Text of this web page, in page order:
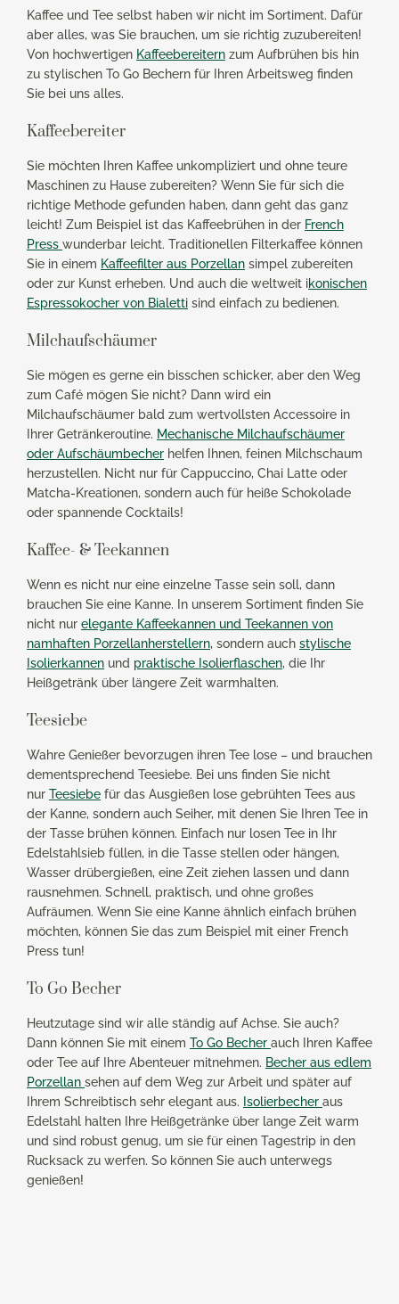
Kaffee und Tee selbst haben wir nicht im Sortiment. Dafür
aber alles, was Sie brauchen, um sie richtig zuzubereiten!
Von hochwertigen Kaffeebereitern zum Aufbrühen bis hin
zu stylischen To Go Bechern für Ihren Arbeitsweg finden
Sie bei uns alles.
Kaffeebereiter
Sie möchten Ihren Kaffee unkompliziert und ohne teure
Maschinen zu Hause zubereiten? Wenn Sie für sich die
richtige Methode gefunden haben, dann geht das ganz
leicht! Zum Beispiel ist das Kaffeebrühen in der French
Press wunderbar leicht. Traditionellen Filterkaffee können
Sie in einem Kaffeefilter aus Porzellan simpel zubereiten
oder zur Kunst erheben. Und auch die weltweit ikonischen
Espressokocher von Bialetti sind einfach zu bedienen.
Milchaufschäumer
Sie mögen es gerne ein bisschen schicker, aber den Weg
zum Café mögen Sie nicht? Dann wird ein
Milchaufschäumer bald zum wertvollsten Accessoire in
Ihrer Getränkeroutine. Mechanische Milchaufschäumer
oder Aufschäumbecher helfen Ihnen, feinen Milchschaum
herzustellen. Nicht nur für Cappuccino, Chai Latte oder
Matcha-Kreationen, sondern auch für heiße Schokolade
oder spannende Cocktails!
Kaffee- & Teekannen
Wenn es nicht nur eine einzelne Tasse sein soll, dann
brauchen Sie eine Kanne. In unserem Sortiment finden Sie
nicht nur elegante Kaffeekannen und Teekannen von
namhaften Porzellanherstellern, sondern auch stylische
Isolierkannen und praktische Isolierflaschen, die Ihr
Heißgetränk über längere Zeit warmhalten.
Teesiebe
Wahre Genießer bevorzugen ihren Tee lose – und brauchen
dementsprechend Teesiebe. Bei uns finden Sie nicht
nur Teesiebe für das Ausgießen lose gebrühten Tees aus
der Kanne, sondern auch Seiher, mit denen Sie Ihren Tee in
der Tasse brühen können. Einfach nur losen Tee in Ihr
Edelstahlsieb füllen, in die Tasse stellen oder hängen,
Wasser drübergießen, eine Zeit ziehen lassen und dann
rausnehmen. Schnell, praktisch, und ohne großes
Aufräumen. Wenn Sie eine Kanne ähnlich einfach brühen
möchten, können Sie das zum Beispiel mit einer French
Press tun!
To Go Becher
Heutzutage sind wir alle ständig auf Achse. Sie auch?
Dann können Sie mit einem To Go Becher auch Ihren Kaffee
oder Tee auf Ihre Abenteuer mitnehmen. Becher aus edlem
Porzellan sehen auf dem Weg zur Arbeit und später auf
Ihrem Schreibtisch sehr elegant aus. Isolierbecher aus
Edelstahl halten Ihre Heißgetränke über lange Zeit warm
und sind robust genug, um sie für einen Tagestrip in den
Rucksack zu werfen. So können Sie auch unterwegs
genießen!